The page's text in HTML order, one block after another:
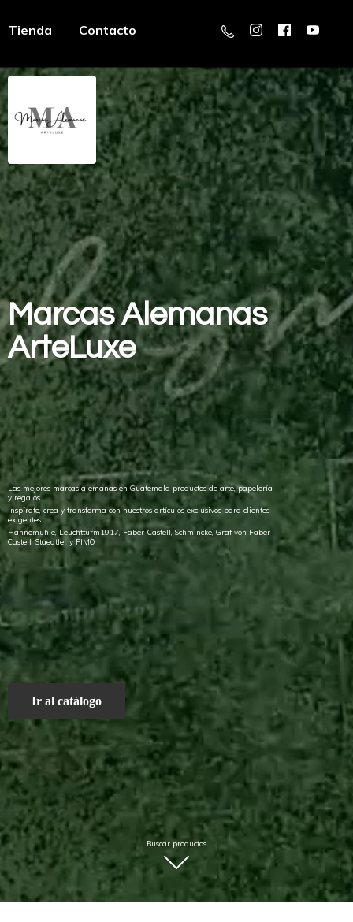
Tienda Contacto
MarcasAlemanas
ArteLuxe
Las mejores marcas alemanas en Guatemala productos de arte, papelería
y regalos
Inspírate, crea y transforma con nuestros artículos exclusivos para clientes
exigentes
Hahnemühle, Leuchtturm1917, Faber-Castell, Schmincke, Graf von Faber-
Castell, Staedtler y FIMO
Ir al catálogo
Buscar productos